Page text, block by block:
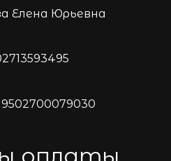
Елена Юрьевна